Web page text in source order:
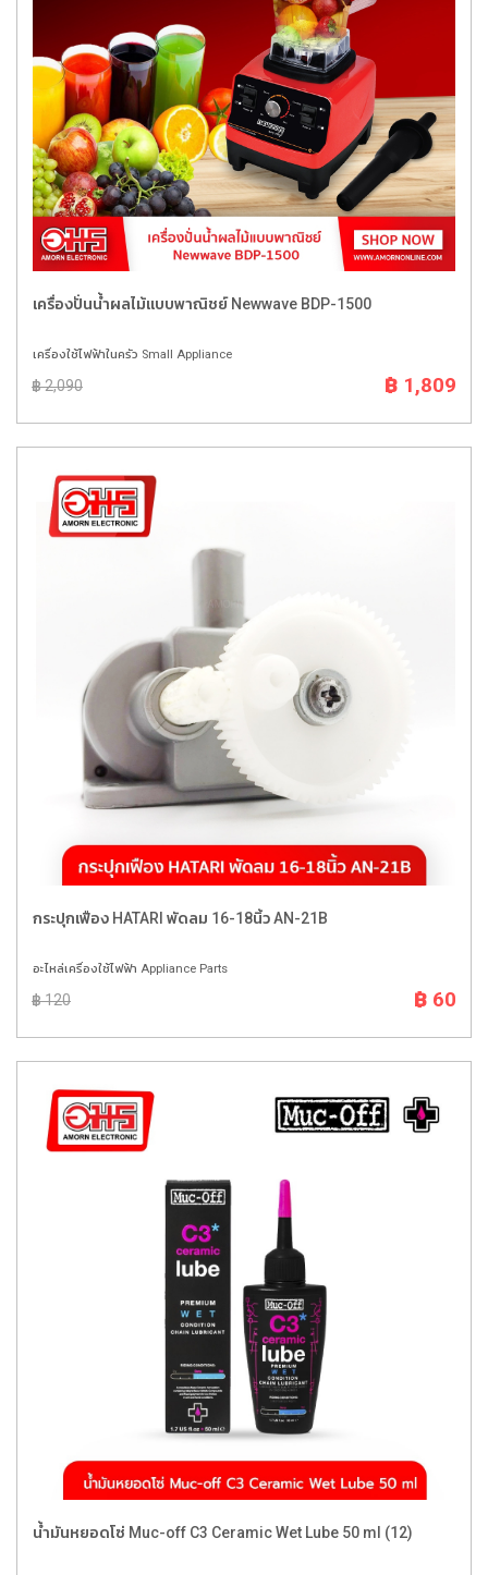
เครื่องปั่นน้ำผลไม้แบบพาณิชย์ Newwave BDP-1500
เครื่องใช้ไฟฟ้าในครัว Small Appliance
฿ 2,090 ฿ 1,809
กระปุกเฟือง HATARI พัดลม 16-18นิ้ว AN-21B
อะไหล่เครื่องใช้ไฟฟ้า Appliance Parts
฿ 120 ฿ 60
น้ำมันหยอดโซ่ Muc-off C3 Ceramic Wet Lube 50 ml (12)